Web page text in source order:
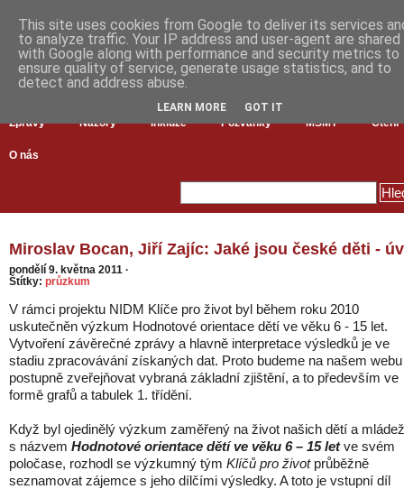
Zprávy Názory Inkluze Pozvánky MŠMT Čtení
O nás
Miroslav Bocan, Jiří Zajíc: Jaké jsou české děti -
pondělí 9. května 2011 ·
Štítky: průzkum
V rámci projektu NIDM Klíče pro život byl během roku 2010
uskutečněn výzkum Hodnotové orientace dětí ve věku 6 - 15 let.
Vytvoření závěrečné zprávy a hlavně interpretace výsledků je ve
stadiu zpracovávání získaných dat. Proto budeme na našem webu
postupně zveřejňovat vybraná základní zjištění, a to především ve
formě grafů a tabulek 1. třídění.
Když byl ojedinělý výzkum zaměřený na život našich dětí a
s názvem Hodnotové orientace dětí ve věku 6 – 15 letve svém
poločase, rozhodl se výzkumný tým Klíčů pro život průběžně
seznamovat zájemce s jeho dílčími výsledky. A toto je vstupní díl
This site uses cookies from Google to deliver its services
to analyze traffic. Your IP address and user-agent are shared
with Google along with performance and security metrics to
ensure quality of service, generate usage statistics, and to
detect and address abuse.
LEARN MORE GOT IT